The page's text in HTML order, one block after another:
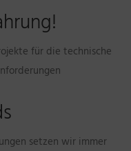
für die technische
setzen wir immer